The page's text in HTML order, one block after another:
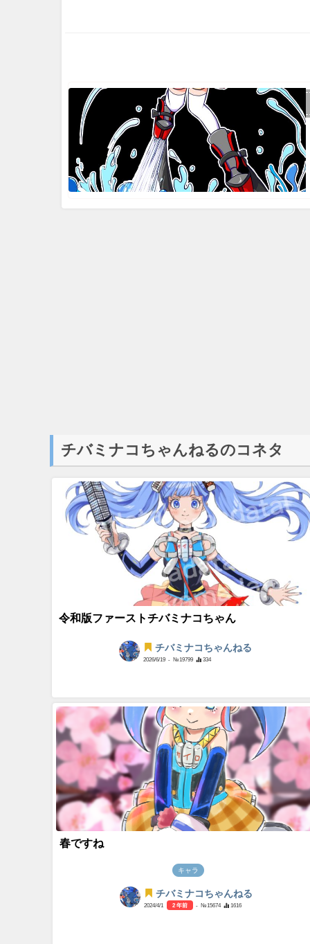
チバミナコちゃんねるのコネタ
令和版ファーストチバミナコちゃん
チバミナコちゃんねる
2026/6/19 - №19799 334
春ですね
キャラ
チバミナコちゃんねる
2024/4/1 2 年前 - №15674 1616